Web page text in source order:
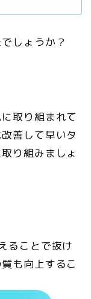
しょうか？
取り組まれて
善して早いタ
り組みましょ
ることで抜け
も向上するこ